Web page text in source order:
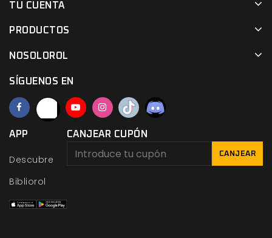
TU CUENTA
PRODUCTOS
NOSOLOROL
SÍGUENOS EN
APP
Descubre
Bibliorol
CANJEAR CUPÓN
CANJEAR